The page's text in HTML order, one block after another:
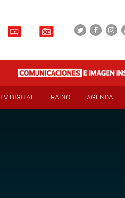
TV DIGITAL RADIO AGENDA